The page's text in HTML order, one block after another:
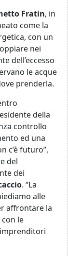
Fratin, in
come la
con un
nei
dell’eccesso
le acque
prenderla.
della
controllo
ed una
c’è futuro”,
del
dei
. “La
alle
affrontare la
le